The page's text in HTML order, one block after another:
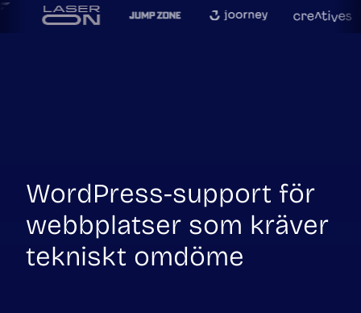
WordPress-support för
webbplatser som kräver
tekniskt omdöme